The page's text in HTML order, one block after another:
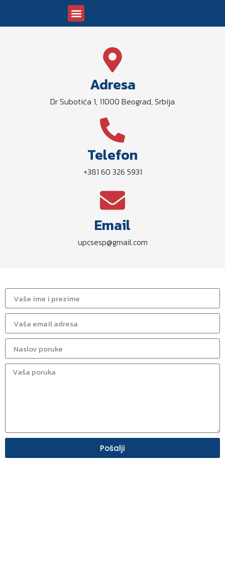
Adresa
Dr Subotića 1, 11000 Beograd, Srbija
Telefon
+381 60 326 5931
Email
upcsesp@gmail.com
Pošalji